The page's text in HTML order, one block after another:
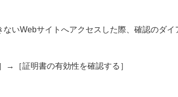
いWebサイトへアクセスした際、確認のダイ
［証明書の有効性を確認する］